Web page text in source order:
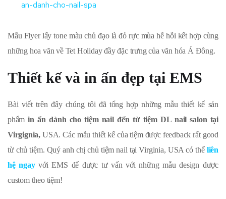
Mẫu Flyer lấy tone màu chủ đạo là đỏ rực mùa hễ hỗi kết hợp cùng
những hoa văn về Tet Holiday đầy đặc trưng của văn hóa Á Đông.
Thiết kế và in ấn đẹp tại EMS
Bài viết trên đây chúng tôi đã tổng hợp những mẫu thiết kế sản
phẩm in ấn dành cho tiệm nail đến từ tiệm DL nail salon tại
Virgignia,USA. Các mẫu thiết kế của tiệm được feedback rất good
từ chủ tiệm. Quý anh chị chủ tiệm nail tại Virginia, USA có thểliên
hệ ngayvới EMS để được tư vấn với những mẫu design được
custom theo tiệm!